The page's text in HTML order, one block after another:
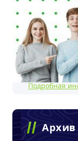
Подробная
Архив